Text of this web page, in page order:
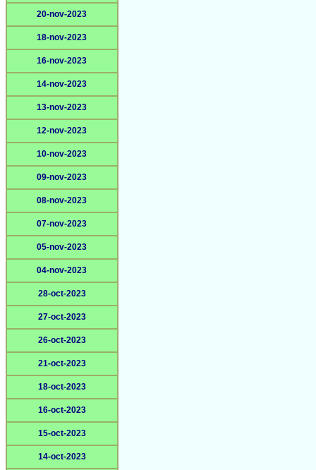
20-nov-2023
18-nov-2023
16-nov-2023
14-nov-2023
13-nov-2023
12-nov-2023
10-nov-2023
09-nov-2023
08-nov-2023
07-nov-2023
05-nov-2023
04-nov-2023
28-oct-2023
27-oct-2023
26-oct-2023
21-oct-2023
18-oct-2023
16-oct-2023
15-oct-2023
14-oct-2023